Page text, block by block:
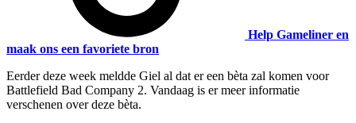
Help Gameliner en
maak ons een favoriete bron
Eerder deze week meldde Giel al dat er een bèta zal komen voor
Battlefield Bad Company 2. Vandaag is er meer informatie
verschenen over deze bèta.